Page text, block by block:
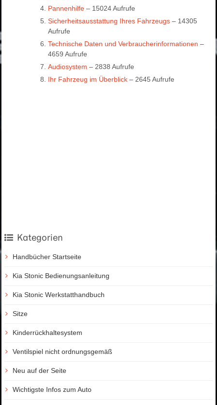
Pannenhilfe – 15024 Aufrufe
Sicherheitsausstattung Ihres Fahrzeugs – 14305
Aufrufe
Technische Daten und Verbraucherinformationen –
4659 Aufrufe
Audiosystem – 2838 Aufrufe
Ihr Fahrzeug im Überblick – 2645 Aufrufe
Kategorien
Handbücher Startseite
Kia Stonic Bedienungsanleitung
Kia Stonic Werkstatthandbuch
Sitze
Kinderrückhaltesystem
Ventilspiel nicht ordnungsgemäß
Neu auf der Seite
Wichtigste Infos zum Auto